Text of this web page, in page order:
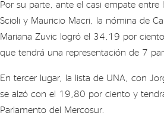
Por su parte, ante el casi empate entre
Scioli y Mauricio Macri, la nómina de
Mariana Zuvic logró el 34,19 por
que tendrá una representación de 7
En tercer lugar, la lista de UNA, con
se alzó con el 19,80 por ciento y
Parlamento del Mercosur.